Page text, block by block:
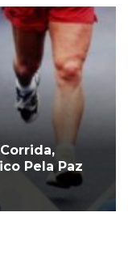
Pela Paz